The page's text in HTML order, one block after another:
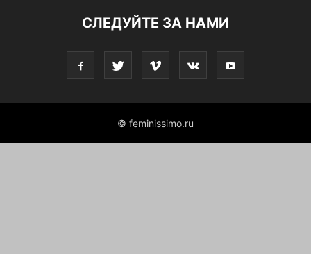
СЛЕДУЙТЕ ЗА НАМИ
© feminissimo.ru